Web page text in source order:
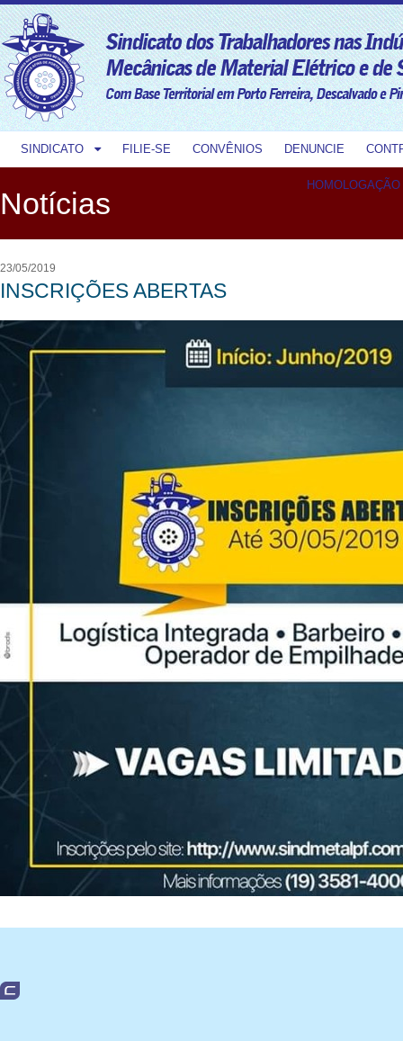
SINDICATO FILIE-SE CONVÊNIOS DENUNCIE
HOMOLOGAÇÃO
Notícias
23/05/2019
INSCRIÇÕES ABERTAS